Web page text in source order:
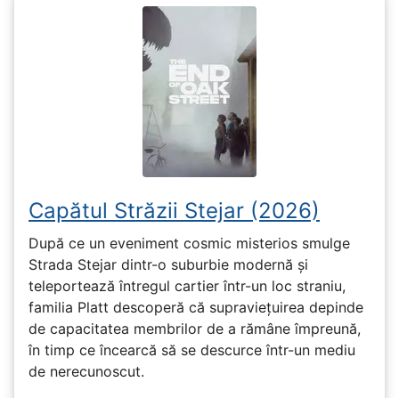
Capătul Străzii Stejar (2026)
După ce un eveniment cosmic misterios smulge
Strada Stejar dintr-o suburbie modernă și
teleportează întregul cartier într-un loc straniu,
familia Platt descoperă că supraviețuirea depinde
de capacitatea membrilor de a rămâne împreună,
în timp ce încearcă să se descurce într-un mediu
de nerecunoscut.